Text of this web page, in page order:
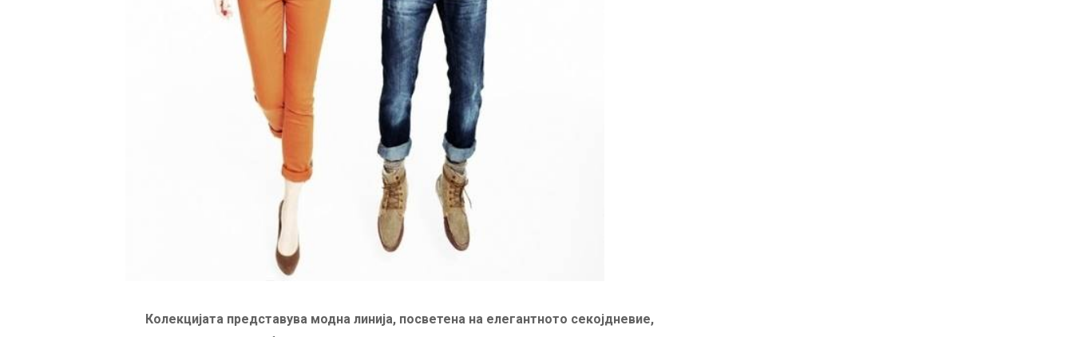
Колекцијата представува модна линија, посветена на елегантното секојдневие,